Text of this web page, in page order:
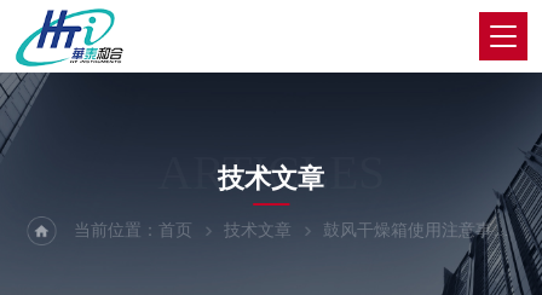
ARTICLES
技术文章
当前位置：首页 技术文章 鼓风干燥箱使用注意事项及常见故障